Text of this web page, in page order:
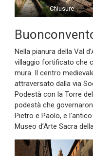
Chiusure
Nella pianura della Val
villaggio fortificato che
mura. Il centro
attraversato dalla via
Podestà con la Torre
podestà che
Pietro e Paolo, e
Museo d’Arte Sacra